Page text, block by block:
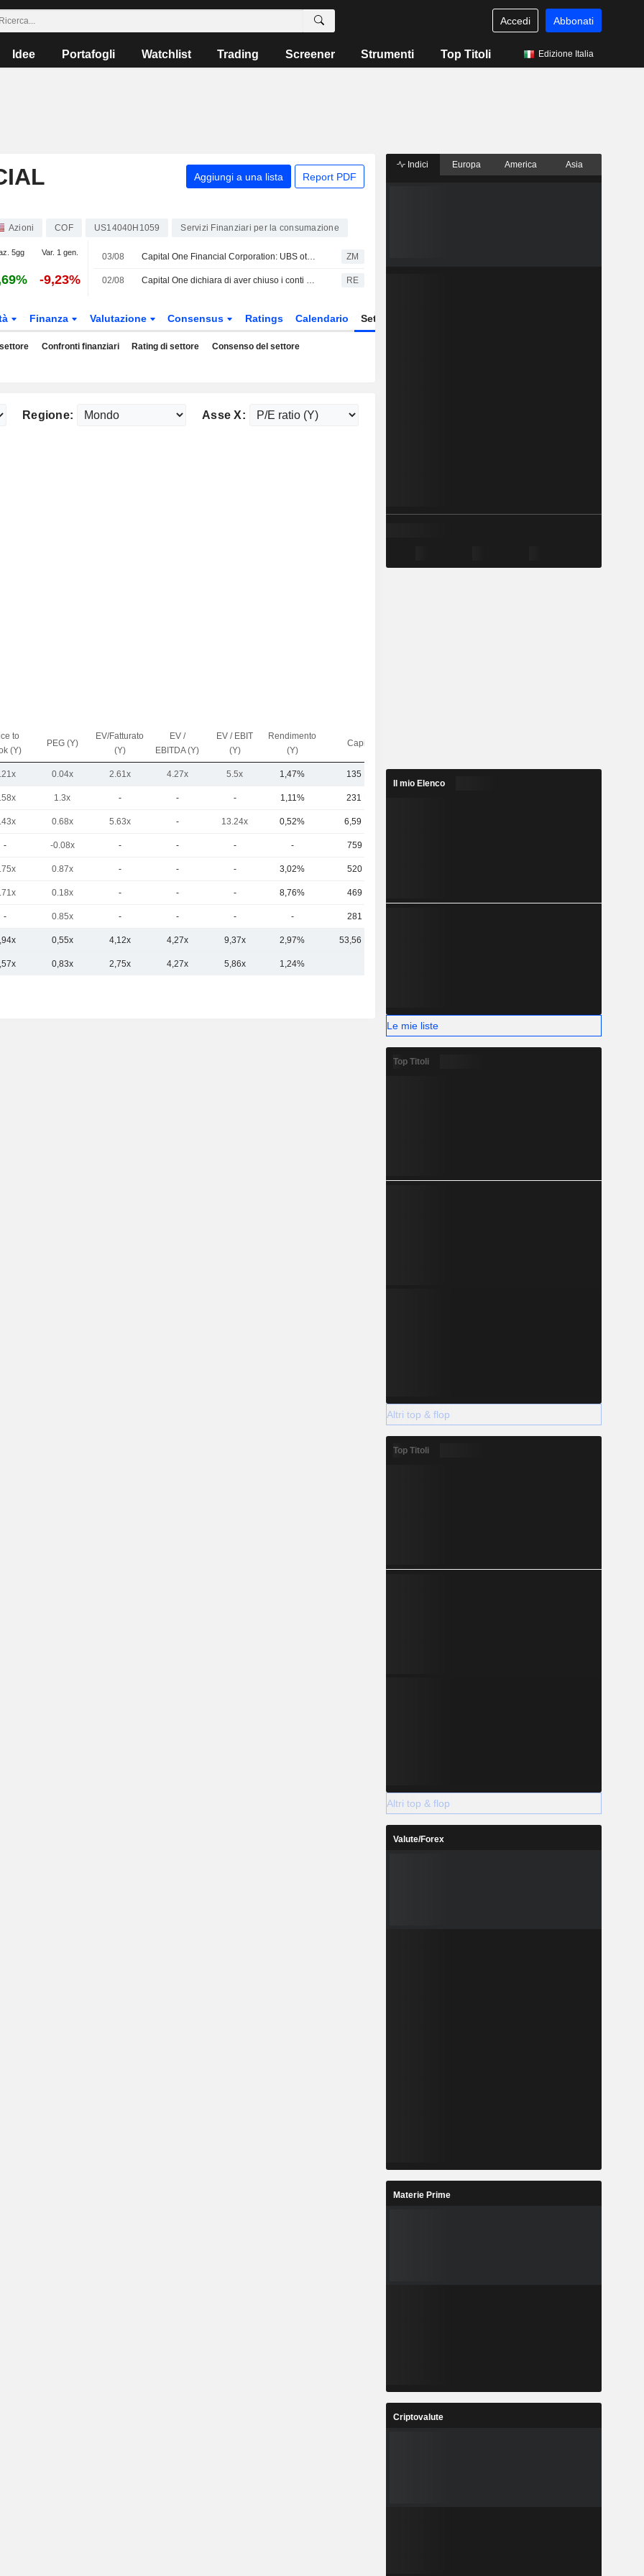
Accedi Abbonati
Idee Portafogli Watchlist Trading Screener Strumenti Top Titoli Edizione Italia
Aggiungi a una lista Report PDF
Azioni COF US14040H1059 Servizi Finanziari per la consumazione
5gg Var. 1 gen.
-9,23%
03/08 Capital One Financial Corporation: UBS ottimista sul caso ZM
02/08 Capital One dichiara di aver chiuso i conti della Trump Organization in seguito a un'indagine antiriciclaggio RE
Finanza Valutazione Consensus Ratings Calendario Settore
Confronti finanziari Rating di settore Consenso del settore
Regione: Asse X:
to
(Y)
PEG (Y)
EV/Fatturato
(Y)
EV /
EBITDA (Y)
EV / EBIT
(Y)
Rendimento
(Y)
Capi.($)
0.04x 2.61x 4.27x 5.5x 1,47% 135 Mrd
1.3x - - - 1,11% 231 Mrd
0.68x 5.63x - 13.24x 0,52% 6,59 Mrd
- -0.08x - - - - 759 Mln
0.87x - - - 3,02% 520 Mln
0.18x - - - 8,76% 469 Mln
- 0.85x - - - - 281 Mln
0,55x 4,12x 4,27x 9,37x 2,97% 53,56 Mrd
0,83x 2,75x 4,27x 5,86x 1,24%
Indici Europa America Asia
Il mio Elenco
Le mie liste
Top Titoli
Altri top & flop
Top Titoli
Altri top & flop
Valute/Forex
Materie Prime
Criptovalute